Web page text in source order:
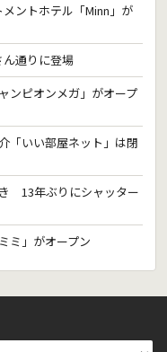
ントホテル「Minn」が
通りに登場
ンピオンメガ」がオープ
「いい部屋ネット」は閉
13年ぶりにシャッター
ミ」がオープン